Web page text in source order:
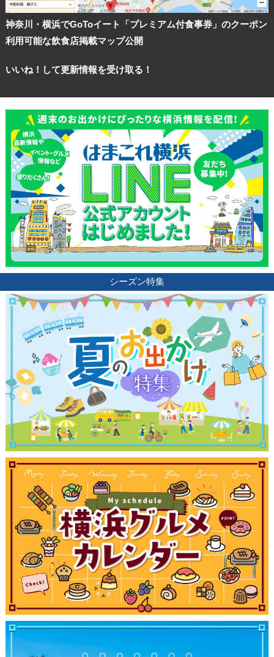
神奈川・横浜でGoToイート「プレミアム付食事券」のクーポン
利用可能な飲食店掲載マップ公開
いいね！して更新情報を受け取る！
シーズン特集
観光ガイド